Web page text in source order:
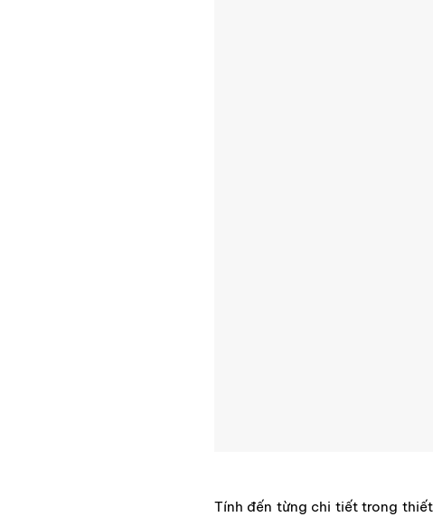
Tính đến từng chi tiết trong